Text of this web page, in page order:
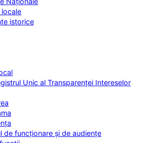
istorice
Unic al Transparenței Intereselor
de funcționare și de audiențe